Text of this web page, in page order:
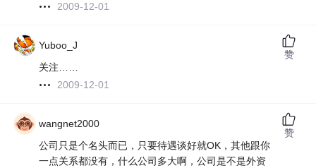
2009-12-01
Yuboo_J
关注……
2009-12-01
赞
wangnet2000
公司只是个名头而已，只要待遇谈好就OK，其他跟你
一点关系都没有，什么公司多大啊，公司是不是外资
赞